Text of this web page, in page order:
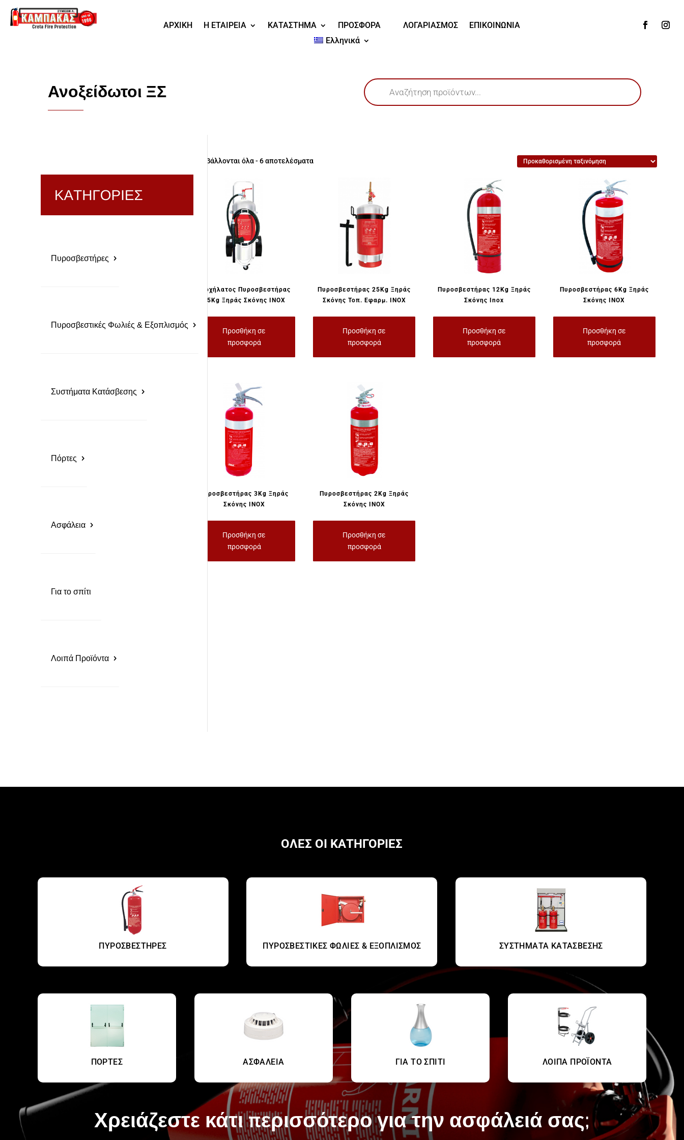
ΑΡΧΙΚΗ Η ΕΤΑΙΡΕΙΑ ΚΑΤΑΣΤΗΜΑ ΠΡΟΣΦΟΡΑ ΛΟΓΑΡΙΑΣΜΟΣ
ΕΠΙΚΟΙΝΩΝΙΑ
Ελληνικά
Ανοξείδωτοι ΞΣ
Products
search
Πυροσβεστήρες
Πυροσβεστικές Φωλιές & Εξοπλισμός
Συστήματα Κατάσβεσης
Πόρτες
Ασφάλεια
Για το σπίτι
Λοιπά Προϊόντα
Προβάλλονται όλα - 6 αποτελέσματα
Τροχήλατος Πυροσβεστήρας
25Kg Ξηράς Σκόνης INOX
Προσθήκη σε
προσφορά
Πυροσβεστήρας 25Kg Ξηράς
Σκόνης Τοπ. Εφαρμ. INOX
Προσθήκη σε
προσφορά
Πυροσβεστήρας 12Kg Ξηράς
Σκόνης Inox
Προσθήκη σε
προσφορά
Πυροσβεστήρας 6Kg Ξηράς
Σκόνης INOX
Προσθήκη σε
προσφορά
Πυροσβεστήρας 3Kg Ξηράς
Σκόνης INOX
Προσθήκη σε
προσφορά
Πυροσβεστήρας 2Kg Ξηράς
Σκόνης INOX
Προσθήκη σε
προσφορά
ΟΛΕΣ ΟΙ ΚΑΤΗΓΟΡΙΕΣ
ΠΥΡΟΣΒΕΣΤΗΡΕΣ ΠΥΡΟΣΒΕΣΤΙΚΕΣ ΦΩΛΙΕΣ & ΕΞΟΠΛΙΣΜΟΣ ΣΥΣΤΗΜΑΤΑ ΚΑΤΑΣΒΕΣΗΣ
ΠΟΡΤΕΣ ΑΣΦΑΛΕΙΑ ΓΙΑ ΤΟ ΣΠΙΤΙ ΛΟΙΠΑ ΠΡΟΪΟΝΤΑ
Χρειάζεστε κάτι περισσότερο για την ασφάλειά σας;